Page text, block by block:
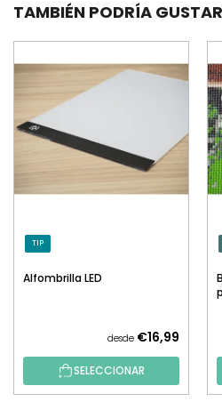
TAMBIÉN PODRÍA
TIP
Alfombrilla LED
desde €16,99
SELECCIONAR